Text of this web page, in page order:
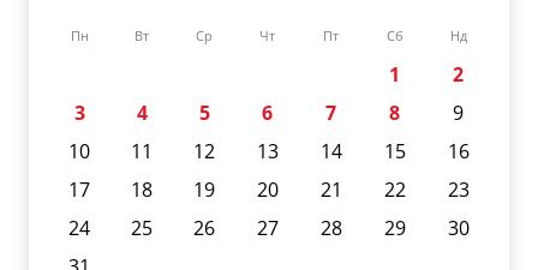
Пн Вт Ср Чт Пт Сб Нд
1
2
3
4 5 6 7 8
9
10
11 12 13 14 15
16
17
18 19 20 21 22
23
24
25 26 27 28 29
30